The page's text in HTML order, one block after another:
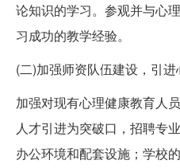
论知识的学习。参观并与心
习成功的教学经验。
(二)加强师资队伍建设，引
加强对现有心理健康教育人
人才引进为突破口，招聘专
办公环境和配套设施；学校